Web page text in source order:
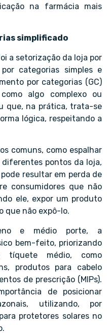
na farmácia mais
simplificado
a setorização da loja por
categorias simples e
por categorias (GC)
algo complexo ou
que, na prática, trata-se
lógica, respeitando a
comuns, como espalhar
pontos da loja,
resultar em perda de
consumidores que não
ele, expor um produto
que não expô-lo.
e médio porte, a
bem-feito, priorizando
tíquete médio, como
produtos para cabelo
de prescrição (MIPs).
de posicionar
utilizando, por
protetores solares no